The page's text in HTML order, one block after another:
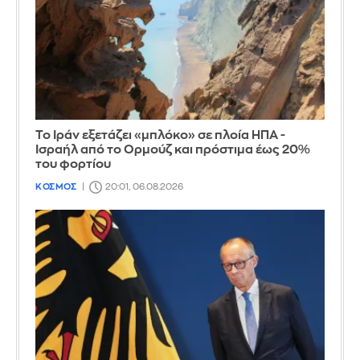
Το Ιράν εξετάζει «μπλόκο» σε πλοία ΗΠΑ -
Ισραήλ από το Ορμούζ και πρόστιμα έως 20%
του φορτίου
ΚΟΣΜΟΣ 20:01, 06.08.2026